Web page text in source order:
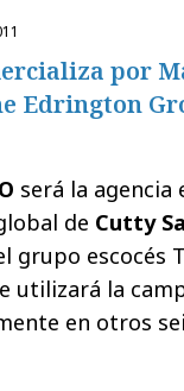
por
Edrington
será la agencia
de Cutty
grupo escocés
utilizará la
en otros